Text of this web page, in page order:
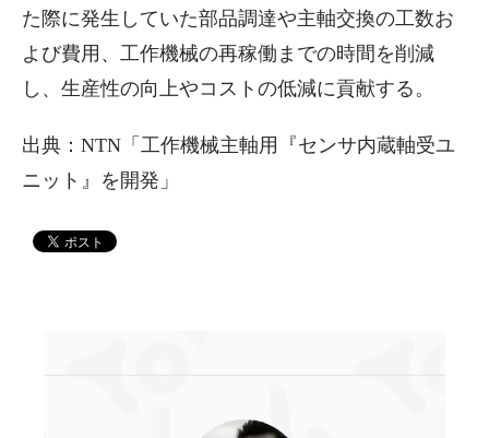
た際に発生していた部品調達や主軸交換の工数お
よび費用、工作機械の再稼働までの時間を削減
し、生産性の向上やコストの低減に貢献する。
出典：NTN「工作機械主軸用『センサ内蔵軸受ユ
ニット』を開発」